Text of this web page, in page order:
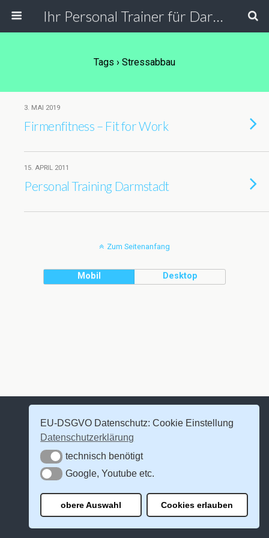
Ihr Personal Trainer für Darmstadt, Frankfurt und Umgebung. Personal Training in der PT Lounge, bei Ihnen zu Hause, in der Firma und Outdoor.
Tags › Stressabbau
3. MAI 2019
Firmenfitness – Fit for Work
15. APRIL 2011
Personal Training Darmstadt
Zum Seitenanfang
Mobil Desktop
EU-DSGVO Datenschutz: Cookie Einstellung
Datenschutzerklärung
technisch benötigt
technisch benötigt
Google, Youtube etc.
Google, Youtube etc.
obere Auswahl Cookies erlauben